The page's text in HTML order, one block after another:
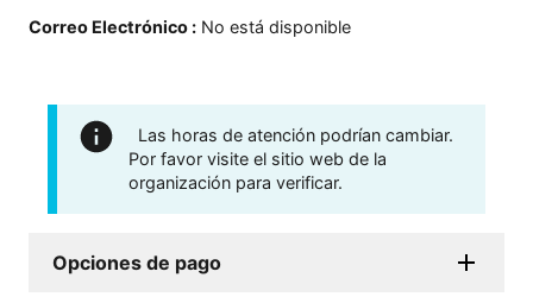
Correo Electrónico : No está disponible
Las horas de atención podrían cambiar.
Por favor visite el sitio web de la
organización para verificar.
Opciones de pago